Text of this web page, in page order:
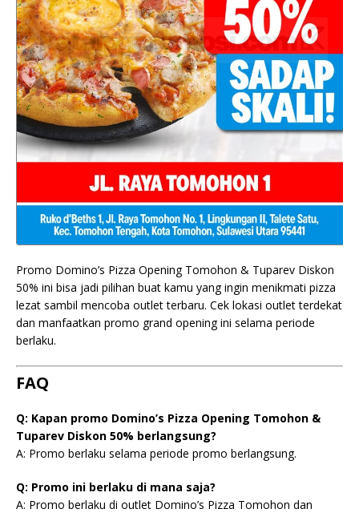
Promo Domino’s Pizza Opening Tomohon & Tuparev Diskon
50% ini bisa jadi pilihan buat kamu yang ingin menikmati pizza
lezat sambil mencoba outlet terbaru. Cek lokasi outlet terdekat
dan manfaatkan promo grand opening ini selama periode
berlaku.
FAQ
Q: Kapan promo Domino’s Pizza Opening Tomohon &
Tuparev Diskon 50% berlangsung?
A: Promo berlaku selama periode promo berlangsung.
Q: Promo ini berlaku di mana saja?
A: Promo berlaku di outlet Domino’s Pizza Tomohon dan